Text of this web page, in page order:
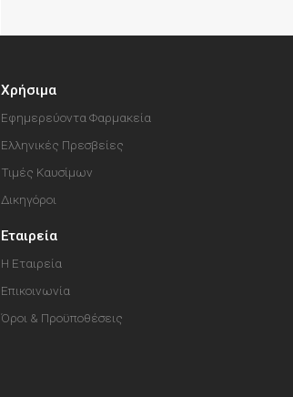
Χρήσιμα
Εφημερεύοντα Φαρμακεία
Ελληνικές Πρεσβείες
Τιμές Καυσίμων
Δικηγόροι
Εταιρεία
Η Εταιρεία
Επικοινωνία
Όροι & Προϋποθέσεις